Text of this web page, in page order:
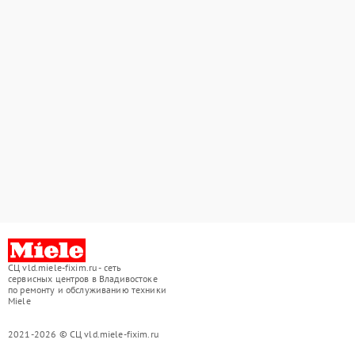
СЦ vld.miele-fixim.ru - сеть
сервисных центров в Владивостоке
по ремонту и обслуживанию техники
Miele
2021-2026 © СЦ vld.miele-fixim.ru